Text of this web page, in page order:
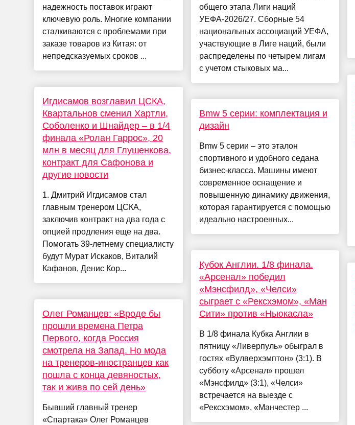
надежность поставок играют
ключевую роль. Многие компании
сталкиваются с проблемами при
заказе товаров из Китая: от
непредсказуемых сроков ...
Игдисамов возглавил ЦСКА,
Квартальнов сменил Хартли,
Соболенко и Шнайдер – в 1/4
финала «Ролан Гаррос», 20
млн в месяц для Глушенкова,
контракт для Сафонова и
другие новости
1. Дмитрий Игдисамов стал
главным тренером ЦСКА,
заключив контракт на два года с
опцией продления еще на два.
Помогать 39-летнему специалисту
будут Мурат Искаков, Виталий
Кафанов, Денис Кор...
Олег Романцев: «Вроде бы
прошли времена Петра
Первого, когда Россия
смотрела на Запад. Но мода
на тренеров-иностранцев как
пошла с конца девяностых,
так и жива по сей день»
Бывший главный тренер
«Спартака» Олег Романцев
общего этапа Лиги наций
УЕФА-2026/27. Сборные 54
национальных ассоциаций УЕФА,
участвующие в Лиге наций, были
распределены по четырем лигам
с учетом стыковых ма...
Bmw 5 серии: комплектация и
дизайн
Bmw 5 серии – это эталон
спортивного и удобного седана
бизнес-класса. Машины имеют
современное оснащение и
повышенную динамику движения,
которая гарантируется с помощью
идеально настроенных...
Кубок Англии. 1/8 финала.
«Арсенал» победил
«Мэнсфилд», «Челси»
сыграет с «Рексхэмом», «Ман
Сити» против «Ньюкасла»
В 1/8 финала Кубка Англии в
пятницу «Ливерпуль» обыграл в
гостях «Вулверхэмптон» (3:1). В
субботу «Арсенал» прошел
«Мэнсфилд» (3:1), «Челси»
встречается на выезде с
«Рексхэмом», «Манчестер ...